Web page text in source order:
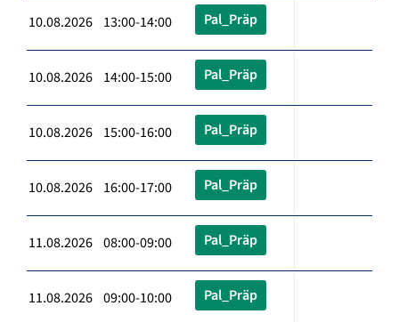
10.08.2026 13:00-14:00 Pal_Präp
10.08.2026 14:00-15:00 Pal_Präp
10.08.2026 15:00-16:00 Pal_Präp
10.08.2026 16:00-17:00 Pal_Präp
11.08.2026 08:00-09:00 Pal_Präp
11.08.2026 09:00-10:00 Pal_Präp